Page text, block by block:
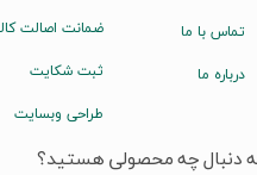
ضمانت اصالت
ثبت شکایت
طراحی وبسایت
تماس با ما
درباره ما
دنبال چه محصولی هستید؟